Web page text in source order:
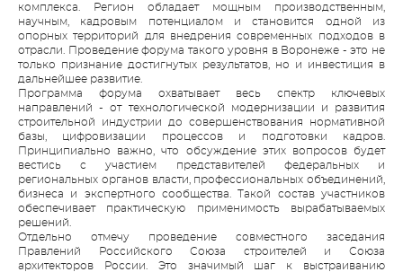
комплекса. Регион обладает мощным производственным,
научным, кадровым потенциалом и становится одной из
опорных территорий для внедрения современных подходов в
отрасли. Проведение форума такого уровня в Воронеже - это не
только признание достигнутых результатов, но и инвестиция в
дальнейшее развитие.
Программа форума охватывает весь спектр ключевых
направлений - от технологической модернизации и развития
строительной индустрии до совершенствования нормативной
базы, цифровизации процессов и подготовки кадров.
Принципиально важно, что обсуждение этих вопросов будет
вестись с участием представителей федеральных и
региональных органов власти, профессиональных объединений,
бизнеса и экспертного сообщества. Такой состав участников
обеспечивает практическую применимость вырабатываемых
решений.
Отдельно отмечу проведение совместного заседания
Правлений Российского Союза строителей и Союза
архитекторов России. Это значимый шаг к выстраиванию